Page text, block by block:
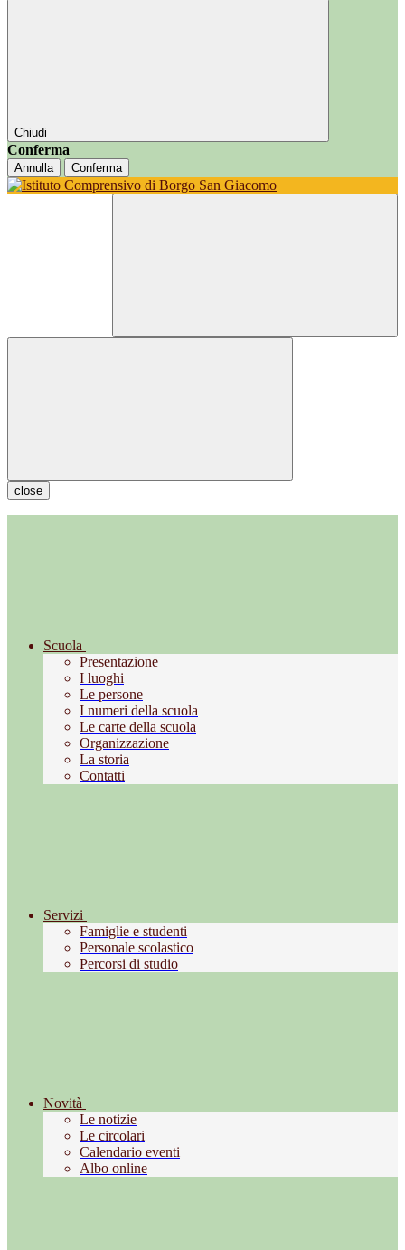
Chiudi
Conferma
Annulla Conferma
close
Scuola
Presentazione
I luoghi
Le persone
I numeri della scuola
Le carte della scuola
Organizzazione
La storia
Contatti
Servizi
Famiglie e studenti
Personale scolastico
Percorsi di studio
Novità
Le notizie
Le circolari
Calendario eventi
Albo online